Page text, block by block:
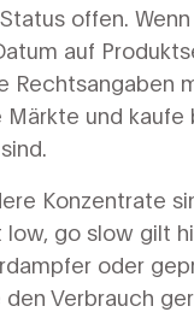
offen.
auf
Rechtsangaben
und kaufe
Konzentrate
low, go slow gilt
oder
den Verbrauch